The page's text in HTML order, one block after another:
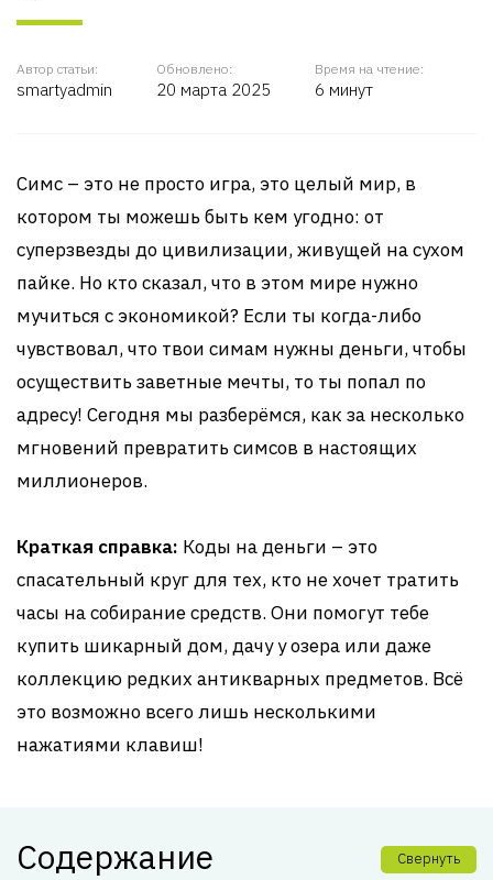
Автор статьи:
smartyadmin
Обновлено:
20 марта 2025
Время на чтение:
6 минут
Симс – это не просто игра, это целый мир, в
котором ты можешь быть кем угодно: от
суперзвезды до цивилизации, живущей на сухом
пайке. Но кто сказал, что в этом мире нужно
мучиться с экономикой? Если ты когда-либо
чувствовал, что твои симам нужны деньги, чтобы
осуществить заветные мечты, то ты попал по
адресу! Сегодня мы разберёмся, как за несколько
мгновений превратить симсов в настоящих
миллионеров.
Краткая справка: Коды на деньги – это
спасательный круг для тех, кто не хочет тратить
часы на собирание средств. Они помогут тебе
купить шикарный дом, дачу у озера или даже
коллекцию редких антикварных предметов. Всё
это возможно всего лишь несколькими
нажатиями клавиш!
Содержание Свернуть